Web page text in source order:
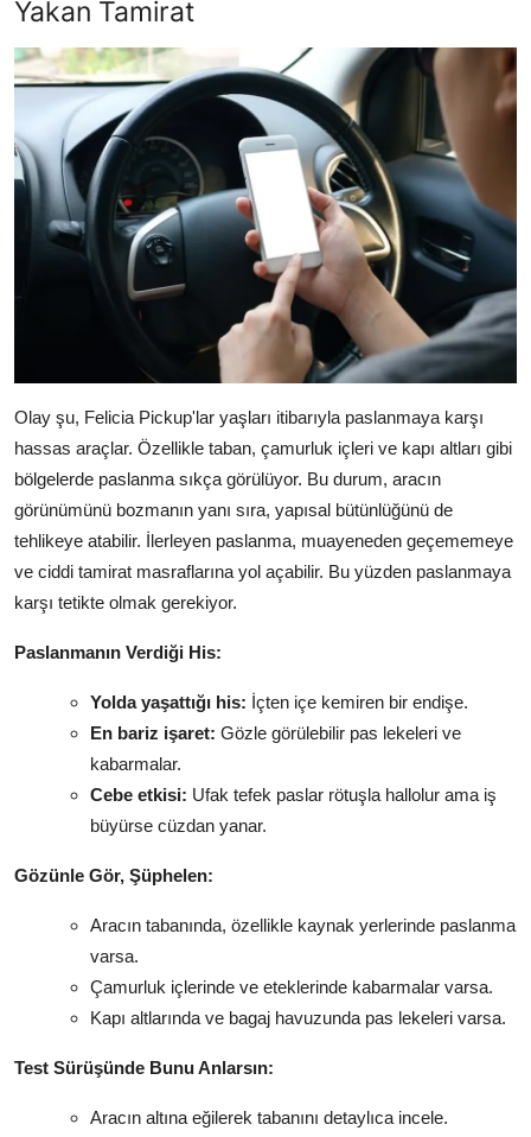
Yakan Tamirat
Olay şu, Felicia Pickup'lar yaşları itibarıyla paslanmaya karşı
hassas araçlar. Özellikle taban, çamurluk içleri ve kapı altları gibi
bölgelerde paslanma sıkça görülüyor. Bu durum, aracın
görünümünü bozmanın yanı sıra, yapısal bütünlüğünü de
tehlikeye atabilir. İlerleyen paslanma, muayeneden geçememeye
ve ciddi tamirat masraflarına yol açabilir. Bu yüzden paslanmaya
karşı tetikte olmak gerekiyor.
Paslanmanın Verdiği His:
Yolda yaşattığı his: İçten içe kemiren bir endişe.
En bariz işaret: Gözle görülebilir pas lekeleri ve
kabarmalar.
Cebe etkisi: Ufak tefek paslar rötuşla hallolur ama iş
büyürse cüzdan yanar.
Gözünle Gör, Şüphelen:
Aracın tabanında, özellikle kaynak yerlerinde paslanma
varsa.
Çamurluk içlerinde ve eteklerinde kabarmalar varsa.
Kapı altlarında ve bagaj havuzunda pas lekeleri varsa.
Test Sürüşünde Bunu Anlarsın:
Aracın altına eğilerek tabanını detaylıca incele.